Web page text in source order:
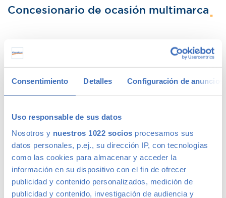
Consentimiento Detalles Configuración de anuncios
Uso responsable de sus datos
Nosotros y nuestros 1022 socios procesamos sus
datos personales, p.ej., su dirección IP, con tecnologías
como las cookies para almacenar y acceder la
información en su dispositivo con el fin de ofrecer
publicidad y contenido personalizados, medición de
publicidad y contenido, investigación de audiencia y
Concesionario de ocasión multimarca
grande de Madrid, disponemos de una gran variedad de
relación calidad-precio. O si lo prefieres, ven a vernos y te
aconsejamos.
Ventajas de comprar un coche de
segunda mano
Nuestros clientes compran coches de segunda mano